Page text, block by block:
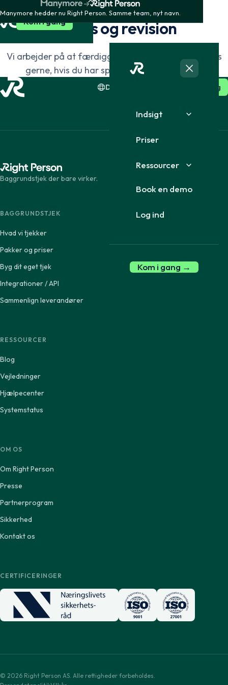
Manymore hedder nu Right Person. Samme team, nyt navn.
Kom i gang
Indsigt
Priser
Ressourcer
Book en demo
Log ind
Kom i gang →
SEGMENTER
Finans og revision
Vi arbejder på at færdiggøre denne side. Kontakt os
gerne, hvis du har spørgsmål i mellemtiden.
DK · Dansk
Dansk English
Suomi English
Kom i gang
Baggrundstjek der bare virker.
BAGGRUNDSTJEK
Hvad vi tjekker
Pakker og priser
Byg dit eget tjek
Integrationer / API
Sammenlign leverandører
RESSOURCER
Blog
Vejledninger
Hjælpecenter
Systemstatus
OM OS
Om Right Person
Presse
Partnerprogram
Sikkerhed
Kontakt os
CERTIFICERINGER
© 2026 Right Person AS. Alle rettigheder forbeholdes.